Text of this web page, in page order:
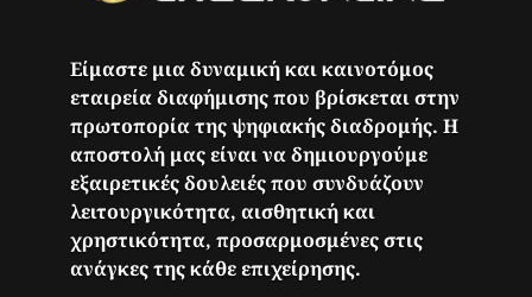
Είμαστε μια δυναμική και καινοτόμος
εταιρεία διαφήμισης που βρίσκεται στην
πρωτοπορία της ψηφιακής διαδρομής. Η
αποστολή μας είναι να δημιουργούμε
εξαιρετικές δουλειές που συνδυάζουν
λειτουργικότητα, αισθητική και
χρηστικότητα, προσαρμοσμένες στις
ανάγκες της κάθε επιχείρησης.